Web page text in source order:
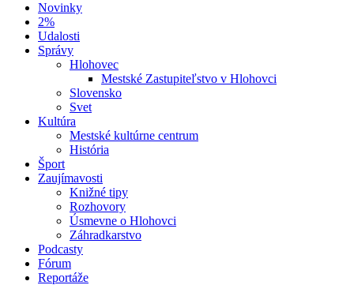
Novinky
2%
Udalosti
Správy
Hlohovec
Mestské Zastupiteľstvo v Hlohovci
Slovensko
Svet
Kultúra
Mestské kultúrne centrum
História
Šport
Zaujímavosti
Knižné tipy
Rozhovory
Úsmevne o Hlohovci
Záhradkarstvo
Podcasty
Fórum
Reportáže